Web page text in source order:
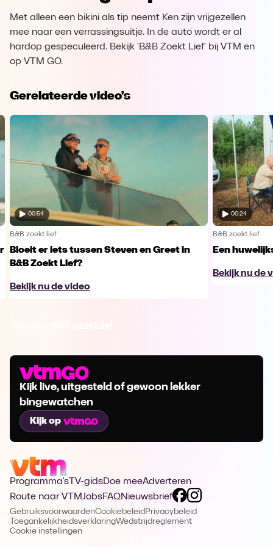
Met alleen een bikini als tip neemt Ken zijn vrijgezellen
mee naar een verrassingsuitje. In de auto wordt er al
hardop gespeculeerd. Bekijk 'B&B Zoekt Lief' bij VTM en
op VTM GO.
Gerelateerde video's
00:54
B&B zoekt lief
Bloeit er iets tussen Steven en Greet in
B&B Zoekt Lief?
Bekijk nu de video
00:24
B&B zoekt lief
Een
Bekijk nu de
Kijk live, uitgesteld of gewoon lekker
bingewatchen
Kijk op
Programma's TV-gidsDoe meeAdverteren
Route naar VTMJobsFAQNieuwsbrief
GebruiksvoorwaardenCookiebeleid Privacybeleid
ToegankelijkheidsverklaringWedstrijdreglement
Cookie instellingen